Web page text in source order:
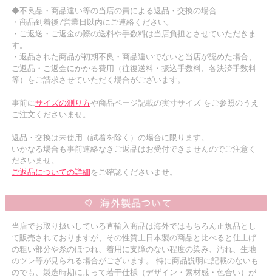
◆不良品・商品違い等の当店の責による返品・交換の場合
・商品到着後7営業日以内にご連絡ください。
・ご返送・ご返金の際の送料や手数料は当店負担とさせていただきま
す。
・返品された商品が初期不良・商品違いでないと当店が認めた場合、
ご返品・ご返金にかかる費用（往復送料・振込手数料、各決済手数料
等）をご請求させていただく場合がございます。
事前にサイズの測り方や商品ページ記載の実寸サイズ をご参照のうえ
ご注文くださいませ。
返品・交換は未使用（試着を除く）の場合に限ります。
いかなる場合も事前連絡なきご返品はお受付できませんのでご注意く
ださいませ。
ご返品についての詳細をご確認くださいませ。
当店でお取り扱いしている直輸入商品は海外ではもちろん正規品とし
て販売されておりますが、その性質上日本製の商品と比べると仕上げ
の粗い部分や糸のほつれ、着用に支障のない程度の染み、汚れ、生地
のツレ等が見られる場合がございます。 特に商品説明に記載のないも
のでも、製造時期によって若干仕様（デザイン・素材感・色合い）が